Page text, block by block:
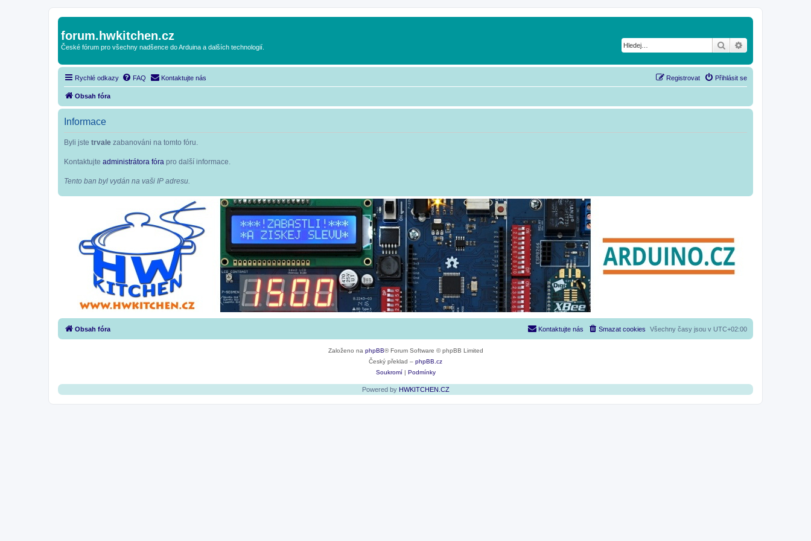
forum.hwkitchen.cz
České fórum pro všechny nadšence do Arduina a dalších technologií. Hledat
Rychlé odkazy FAQ Kontaktujte nás Přihlásit se
Registrovat
Obsah fóra
Informace
Byli jste trvale zabanováni na tomto fóru.
Kontaktujte administrátora fóra pro další informace.
Tento ban byl vydán na vaši IP adresu.
Obsah fóra Všechny časy jsou v UTC+02:00
Smazat cookies
Kontaktujte nás
Založeno na phpBB® Forum Software © phpBB Limited
Český překlad – phpBB.cz
Soukromí| Podmínky
Powered by HWKITCHEN.CZ